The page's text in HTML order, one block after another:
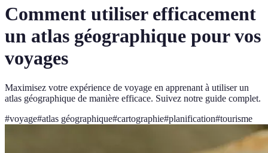
Comment utiliser efficacement
un atlas géographique pour vos
voyages
Maximisez votre expérience de voyage en apprenant à utiliser un
atlas géographique de manière efficace. Suivez notre guide complet.
#voyage#atlas géographique#cartographie#planification#tourisme